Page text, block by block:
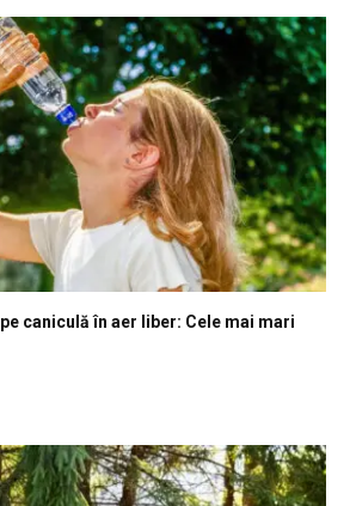
caniculă în aer liber: Cele mai mari